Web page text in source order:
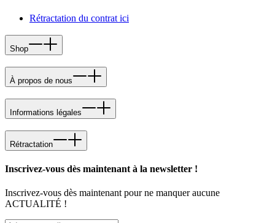
Rétractation du contrat ici
Shop
À propos de nous
Informations légales
Rétractation
Inscrivez-vous dès maintenant à la newsletter !
Inscrivez-vous dès maintenant pour ne manquer aucune
ACTUALITÉ !